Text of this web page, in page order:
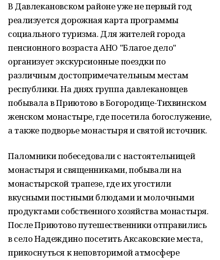
В Давлекановском районе уже не первый год
реализуется дорожная карта программы
социального туризма. Для жителей города
пенсионного возраста АНО "Благое дело"
организует экскурсионные поездки по
различным достопримечательным местам
республики. На днях группа давлекановцев
побывала в Приютово в Богородице-Тихвинском
женском монастыре, где посетила богослужение,
а также подворье монастыря и святой источник.
Паломники побеседовали с настоятельницей
монастыря и священниками, побывали на
монастырской трапезе, где их угостили
вкусными постными блюдами и молочными
продуктами собственного хозяйства монастыря.
После Приютово путешественники отправились
в село Надеждино посетить Аксаковские места,
прикоснуться к неповторимой атмосфере